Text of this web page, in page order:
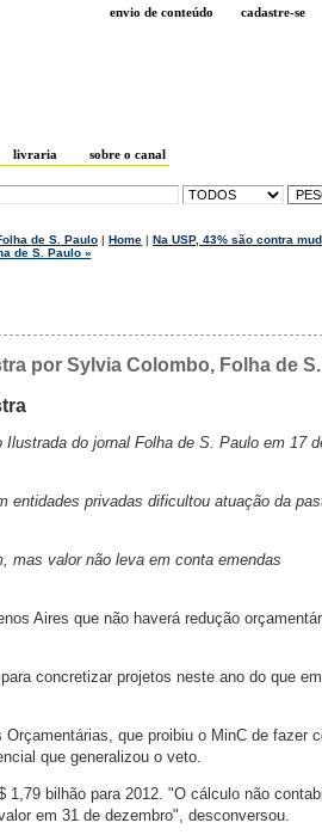
envio de conteúdo cadastre-se
livraria sobre o canal
de S. Paulo | Home | Na USP, 43% são contra
de S. Paulo »
por Sylvia Colombo, Folha de
Ilustrada do jornal Folha de S. Paulo em 17
entidades privadas dificultou atuação da
mas valor não leva em conta emendas
Aires que não haverá redução
concretizar projetos neste ano do que
que proibiu o MinC de fazer
que generalizou o veto.
1,79 bilhão para 2012. "O cálculo não
em 31 de dezembro", desconversou.